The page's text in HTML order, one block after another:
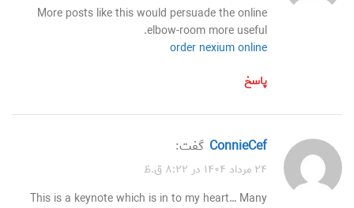
More posts like this would persuade the online
elbow-room more useful.
order nexium online
پاسخ
ConnieCef گفت:
۲۴ مرداد ۱۴۰۴ در ۸:۲۲ ق.ظ
This is a keynote which is in to my heart… Many